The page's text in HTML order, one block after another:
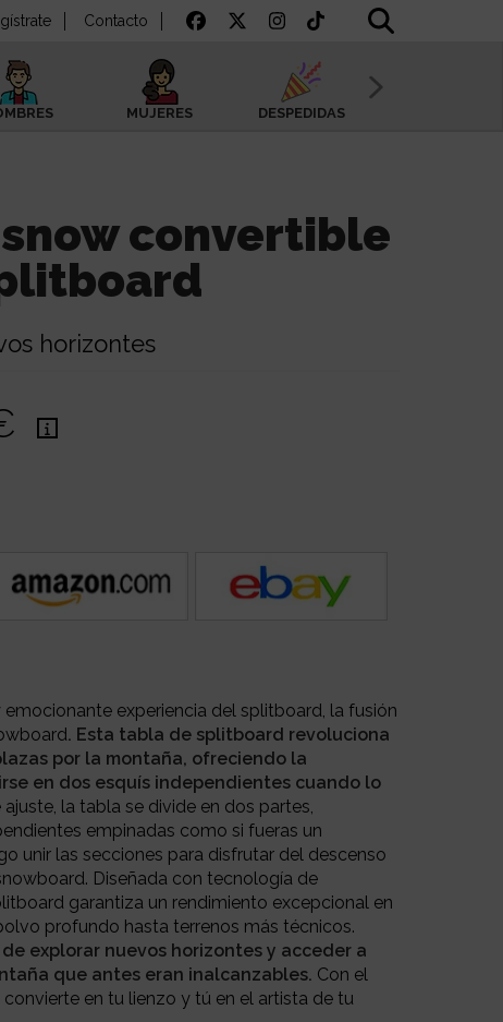
Contacto
MUJERES DESPEDIDAS
convertible
horizontes
experiencia del splitboard, la fusión
. Esta tabla de splitboard revoluciona
por la montaña, ofreciendo la
en dos esquís independientes cuando lo
ajuste, la tabla se divide en dos partes,
empinadas como si fueras un
unir las secciones para disfrutar del descenso
Diseñada con tecnología de
garantiza un rendimiento excepcional en
profundo hasta terrenos más técnicos.
explorar nuevos horizontes y acceder a
que antes eran inalcanzables. Con el
en tu lienzo y tú en el artista de tu